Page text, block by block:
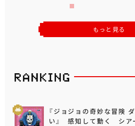
もっと見る
『ジョジョの奇妙な冒険
い』 感知して動く シア